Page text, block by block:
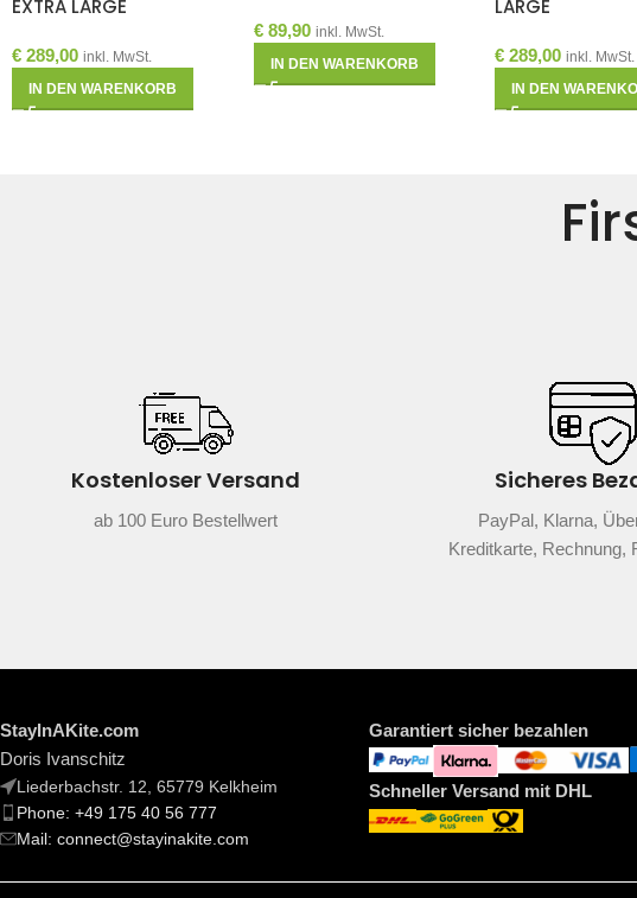
EXTRA LARGE
€ 289,00 inkl. MwSt.
IN DEN WARENKORB
€89,90 inkl. MwSt.
IN DEN WARENKORB
LARGE
€ 289,00 inkl. MwSt.
IN DEN
Kostenloser Versand
ab 100 Euro Bestellwert
Sicheres
PayPal, Klarna,
Kreditkarte, Rechnung,
StayInAKite.com
Doris Ivanschitz
Liederbachstr. 12, 65779 Kelkheim
Phone: +49 175 40 56 777
Mail: connect@stayinakite.com
Garantiert sicher bezahlen
Schneller Versand mit DHL